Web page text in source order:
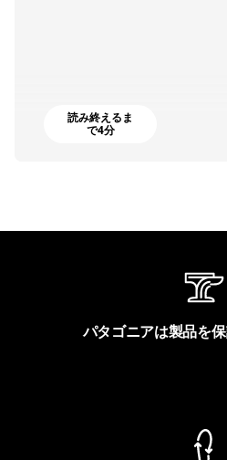
読み終えるま
で4分
パタゴニアは製品を保